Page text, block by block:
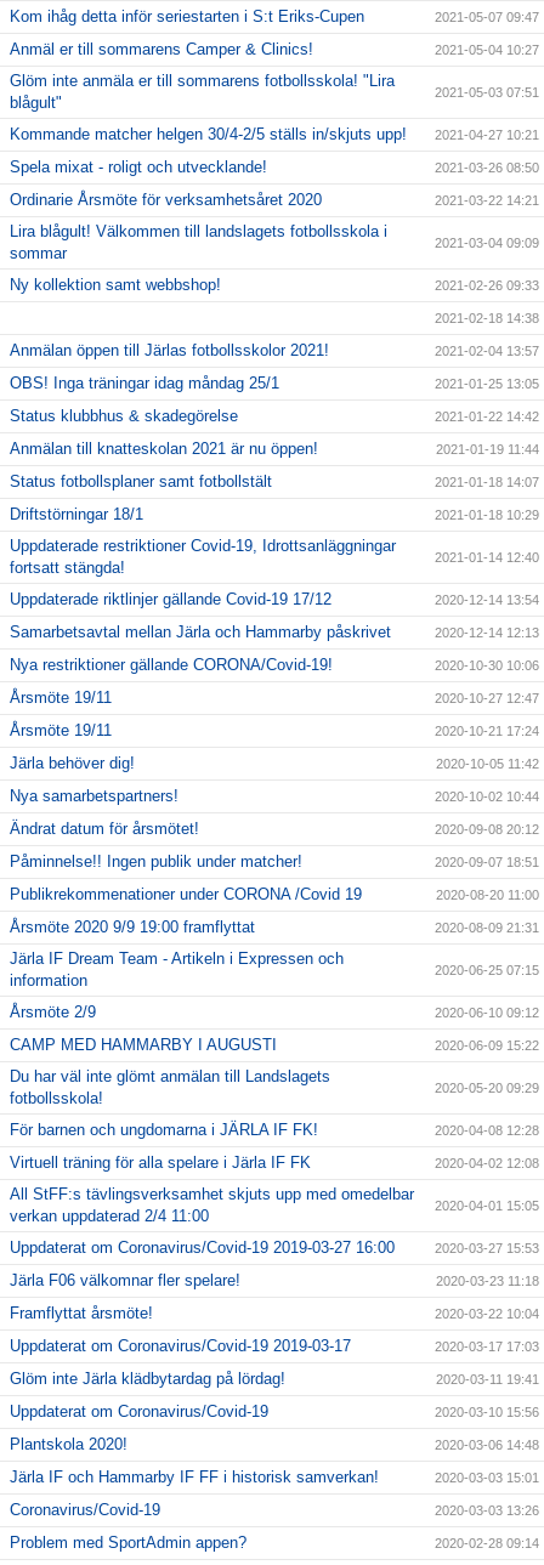
Kom ihåg detta inför seriestarten i S:t Eriks-Cupen 2021-05-07 09:47
Anmäl er till sommarens Camper & Clinics! 2021-05-04 10:27
Glöm inte anmäla er till sommarens fotbollsskola! "Lira
blågult"
2021-05-03 07:51
Kommande matcher helgen 30/4-2/5 ställs in/skjuts upp! 2021-04-27 10:21
Spela mixat - roligt och utvecklande! 2021-03-26 08:50
Ordinarie Årsmöte för verksamhetsåret 2020 2021-03-22 14:21
Lira blågult! Välkommen till landslagets fotbollsskola i
sommar
2021-03-04 09:09
Ny kollektion samt webbshop! 2021-02-26 09:33
2021-02-18 14:38
Anmälan öppen till Järlas fotbollsskolor 2021! 2021-02-04 13:57
OBS! Inga träningar idag måndag 25/1 2021-01-25 13:05
Status klubbhus & skadegörelse 2021-01-22 14:42
Anmälan till knatteskolan 2021 är nu öppen! 2021-01-19 11:44
Status fotbollsplaner samt fotbollstält 2021-01-18 14:07
Driftstörningar 18/1 2021-01-18 10:29
Uppdaterade restriktioner Covid-19, Idrottsanläggningar
fortsatt stängda!
2021-01-14 12:40
Uppdaterade riktlinjer gällande Covid-19 17/12 2020-12-14 13:54
Samarbetsavtal mellan Järla och Hammarby påskrivet 2020-12-14 12:13
Nya restriktioner gällande CORONA/Covid-19! 2020-10-30 10:06
Årsmöte 19/11 2020-10-27 12:47
Årsmöte 19/11 2020-10-21 17:24
Järla behöver dig! 2020-10-05 11:42
Nya samarbetspartners! 2020-10-02 10:44
Ändrat datum för årsmötet! 2020-09-08 20:12
Påminnelse!! Ingen publik under matcher! 2020-09-07 18:51
Publikrekommenationer under CORONA /Covid 19 2020-08-20 11:00
Årsmöte 2020 9/9 19:00 framflyttat 2020-08-09 21:31
Järla IF Dream Team - Artikeln i Expressen och
information
2020-06-25 07:15
Årsmöte 2/9 2020-06-10 09:12
CAMP MED HAMMARBY I AUGUSTI 2020-06-09 15:22
Du har väl inte glömt anmälan till Landslagets
fotbollsskola!
2020-05-20 09:29
För barnen och ungdomarna i JÄRLA IF FK! 2020-04-08 12:28
Virtuell träning för alla spelare i Järla IF FK 2020-04-02 12:08
All StFF:s tävlingsverksamhet skjuts upp med omedelbar
verkan uppdaterad 2/4 11:00
2020-04-01 15:05
Uppdaterat om Coronavirus/Covid-19 2019-03-27 16:00 2020-03-27 15:53
Järla F06 välkomnar fler spelare! 2020-03-23 11:18
Framflyttat årsmöte! 2020-03-22 10:04
Uppdaterat om Coronavirus/Covid-19 2019-03-17 2020-03-17 17:03
Glöm inte Järla klädbytardag på lördag! 2020-03-11 19:41
Uppdaterat om Coronavirus/Covid-19 2020-03-10 15:56
Plantskola 2020! 2020-03-06 14:48
Järla IF och Hammarby IF FF i historisk samverkan! 2020-03-03 15:01
Coronavirus/Covid-19 2020-03-03 13:26
Problem med SportAdmin appen? 2020-02-28 09:14